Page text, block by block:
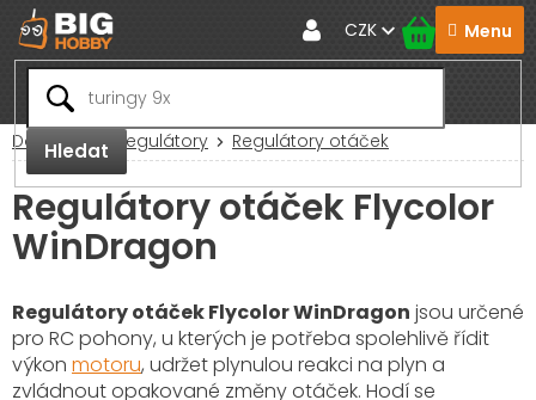
Přejít
na
obsah
Hledat
CZK
Domů RC Regulátory Regulátory otáček
Regulátory otáček Flycolor
WinDragon
Regulátory otáček Flycolor WinDragon jsou určené
pro RC pohony, u kterých je potřeba spolehlivě řídit
výkon motoru, udržet plynulou reakci na plyn a
zvládnout opakované změny otáček. Hodí se